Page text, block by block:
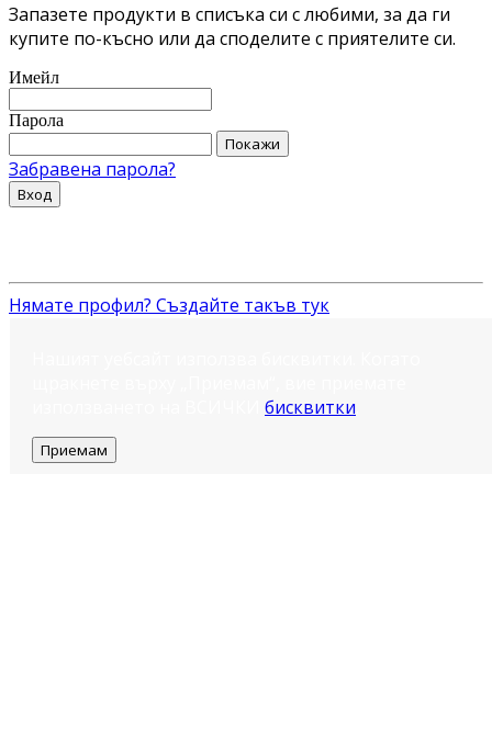
Запазете продукти в списъка си с любими, за да ги
купите по-късно или да споделите с приятелите си.
Имейл
Парола
Покажи
Забравена парола?
Вход
Нямате профил? Създайте такъв тук
бисквитки
Приемам